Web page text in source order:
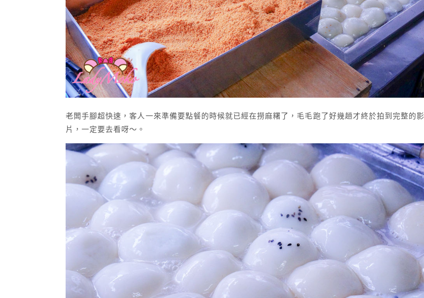
老闆手腳超快速，客人一來準備要點餐的時候就已經在撈麻糬了，毛毛跑了好幾趟才終於拍到完整的影
片，一定要去看呀～。